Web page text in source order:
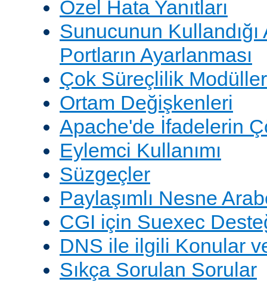
Özel Hata Yanıtları
Sunucunun
Portların Ayarlanması
Çok Süreçlilik
Ortam Değişkenleri
Apache'de İfadelerin
Eylemci Kullanımı
Süzgeçler
Paylaşımlı Nesne
CGI için Suexec
DNS ile ilgili Konular
Sıkça Sorulan Sorular